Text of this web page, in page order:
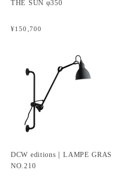
¥150,700
THE SUN φ350
DCW editions｜LAMPE GRAS
NO.210